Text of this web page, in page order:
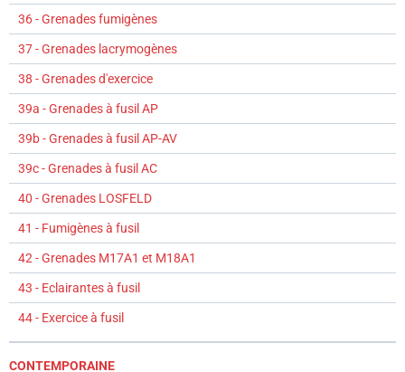
36 - Grenades fumigènes
37 - Grenades lacrymogènes
38 - Grenades d'exercice
39a - Grenades à fusil AP
39b - Grenades à fusil AP-AV
39c - Grenades à fusil AC
40 - Grenades LOSFELD
41 - Fumigènes à fusil
42 - Grenades M17A1 et M18A1
43 - Eclairantes à fusil
44 - Exercice à fusil
CONTEMPORAINE